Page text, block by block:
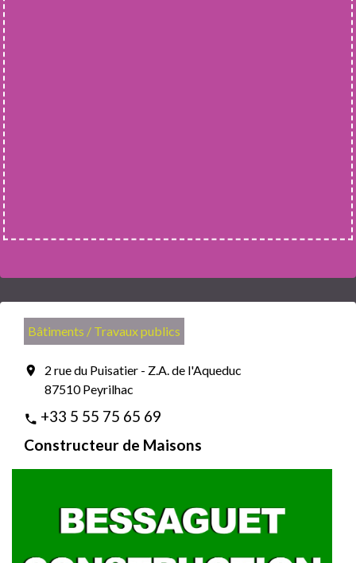
Bâtiments / Travaux publics
location_on
2 rue du Puisatier - Z.A. de l'Aqueduc
87510 Peyrilhac
phone +33 5 55 75 65 69
Constructeur de Maisons